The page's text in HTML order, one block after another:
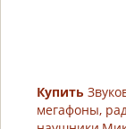
Купить
мегафоны,